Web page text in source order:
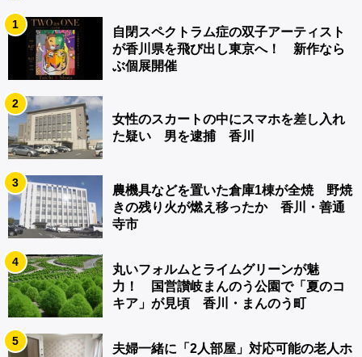
1
自閉スペクトラム症の双子アーティスト
が香川県を飛び出し東京へ！ 新作なら
ぶ個展開催
2
女性のスカートの中にスマホを差し入れ
た疑い 男を逮捕 香川
3
農機具などを置いた倉庫1棟が全焼 野焼
きの残り火が燃え移ったか 香川・善通
寺市
4
丸いフォルムとライムグリーンが魅
力！ 国営讃岐まんのう公園で「夏のコ
キア」が見頃 香川・まんのう町
5
夫婦一緒に「2人部屋」対応可能の老人ホ